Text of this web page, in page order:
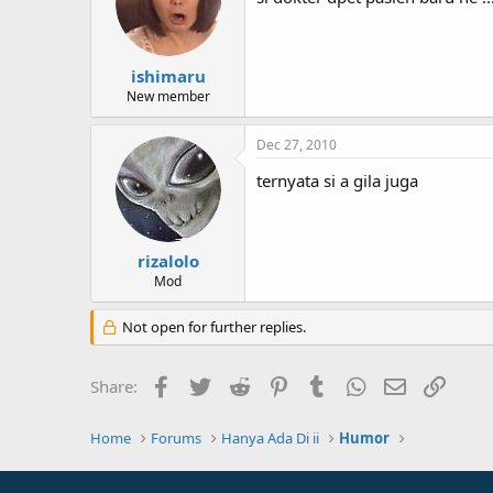
ishimaru
New member
rizalolo
Mod
Dec 27, 2010
ternyata si a gila juga
Not open for further replies.
Share: Facebook
Twitter Reddit PinterestTumblrWhatsApp
Email
Home Forums Hanya Ada Di ii Humor